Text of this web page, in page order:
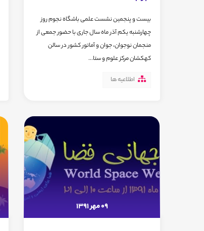
بیست و پنجمین نشست علمی باشگاه نجوم روز
چهارشنبه یکم آذر ماه سال جاری با حضور جمعی از
منجمان نوجوان، جوان و آماتور کشور در سالن
کهکشان مرکز علوم و ستا...
اطلاعیه ها
09 مهر 1391